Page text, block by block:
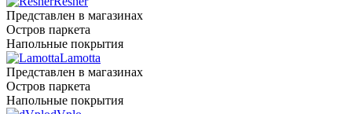
Представлен в магазинах
Остров паркета
Напольные покрытия
Lamotta
Представлен в магазинах
Остров паркета
Напольные покрытия